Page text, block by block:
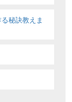
秘訣教えま